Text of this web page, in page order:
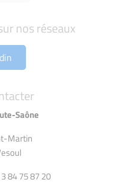
Saône
Martin
84 75 87 20
nos réseaux